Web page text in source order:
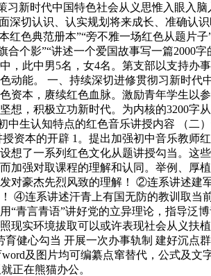
习新时代中国特色社会从义思惟入眼入
深切认识、认实规划将来成长、准确认
红色典范册本”“旁不雅一场红色从题片
合个影”“讲述一个爱国故事写一篇
，此中男5名，女4名。第支部以支持
动能。 一、持续深切进修贯彻习新时
资本，赓续红色血脉。激励青年学生以
想，积极立功新时代。为内核的3200
中生认知特点的红色音乐讲授内容 （
资本的开辟 1。提出加强初中音乐教
想了一系列红色文化从题讲授勾当。这
加强对取课程的理解和认同。举例、
对豪杰先烈风致的理解！ ②连系讲述
④连系讲述汗青上有国无防的教训取
“青言青语”讲好党的立异理论，指导泛
现实环境拔取可以或许表现社会从义扶
健心勾当 开展一次办事轨制 建好沉点
及图片均可编纂点窜替代，公式及
正在熊猫办公。